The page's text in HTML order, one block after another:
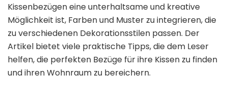
Kissenbezügen eine unterhaltsame und kreative
Möglichkeit ist, Farben und Muster zu integrieren, die
zu verschiedenen Dekorationsstilen passen. Der
Artikel bietet viele praktische Tipps, die dem Leser
helfen, die perfekten Bezüge für ihre Kissen zu finden
und ihren Wohnraum zu bereichern.